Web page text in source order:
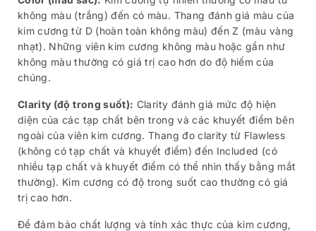
không màu (trắng) đến có màu. Thang đánh giá màu của
kim cương từ D (hoàn toàn không màu) đến Z (màu vàng
nhạt). Những viên kim cương không màu hoặc gần như
không màu thường có giá trị cao hơn do độ hiếm của
chúng.
Clarity (độ trong suốt): Clarity đánh giá mức độ hiện
diện của các tạp chất bên trong và các khuyết điểm bên
ngoài của viên kim cương. Thang đo clarity từ Flawless
(không có tạp chất và khuyết điểm) đến Included (có
nhiều tạp chất và khuyết điểm có thể nhìn thấy bằng mắt
thường). Kim cương có độ trong suốt cao thường có giá
trị cao hơn.
Để đảm bảo chất lượng và tính xác thực của kim cương,